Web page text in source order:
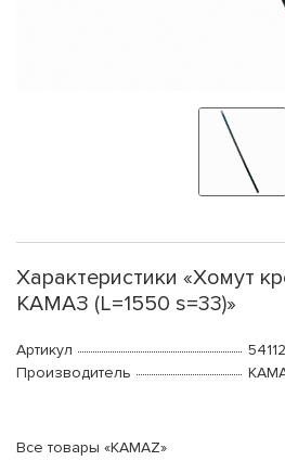
Характеристики «Хомут
КАМАЗ (L=1550 s=33)»
Артикул
Производитель
Все товары «KAMAZ»